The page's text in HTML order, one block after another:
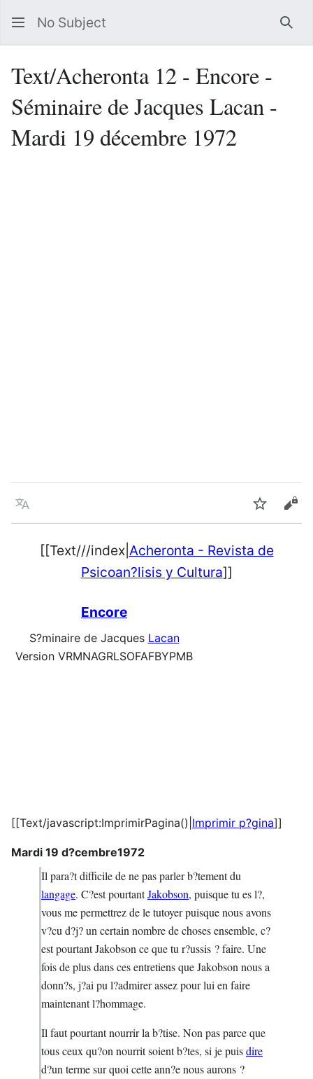
No Subject
Text/Acheronta 12 - Encore -
Séminaire de Jacques Lacan -
Mardi 19 décembre 1972
Language Watch
[[Text///index| Acheronta - Revista de
Psicoan?lisis y Cultura]]
Encore
S?minaire de Jacques Lacan
Version VRMNAGRLSOFAFBYPMB
[[Text/javascript:ImprimirPagina()| Imprimir p?gina]]
Mardi 19 d?cembre1972
Il para?t difficile de ne pas parler b?tement du
langage. C?est pourtantJakobson, puisque tu es l?,
vous me permettrez de le tutoyer puisque nous avons
v?cu d?j? un certain nombre de choses ensemble, c?
est pourtant Jakobson ce que tu r?ussis ? faire. Une
fois de plus dans ces entretiens que Jakobson nous a
donn?s, j?ai pu l?admirer assez pour lui en faire
maintenant l?hommage.
Il faut pourtant nourrir la b?tise. Non pas parce que
tous ceux qu?on nourrit soient b?tes, si je puisdire
d?un terme sur quoi cette ann?e nous aurons ?